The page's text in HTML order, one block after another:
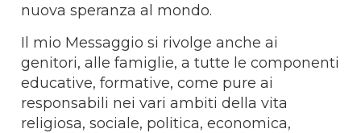
nuova speranza al mondo.
Il mio Messaggio si rivolge anche ai
genitori, alle famiglie, a tutte le componenti
educative, formative, come pure ai
responsabili nei vari ambiti della vita
religiosa, sociale, politica, economica,